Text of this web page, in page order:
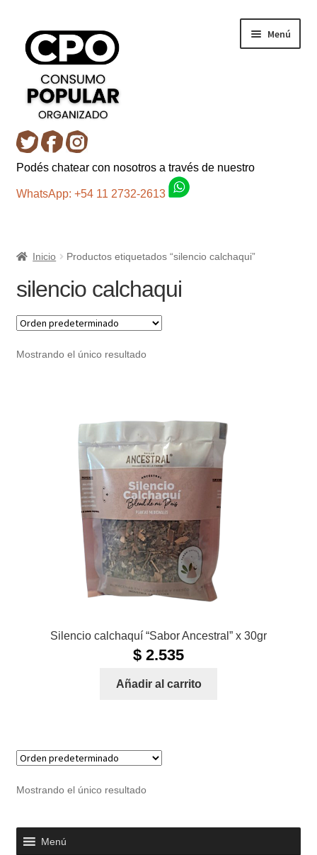
navegación
contenido
Menú
Inicio
Carro
Fondo AC
Mi cuenta
Retirando en Roca Negra
Sobre el Portal
Sugerencias y consultas
Cómo Comprar?
Podés chatear con nosotros a través de nuestro
WhatsApp: +54 11 2732-2613
Inicio Productos etiquetados “silencio calchaqui”
silencio calchaqui
Mostrando el único resultado
Silencio calchaquí “Sabor Ancestral” x 30gr
$ 2.535
Añadir al carrito
Mostrando el único resultado
Menú